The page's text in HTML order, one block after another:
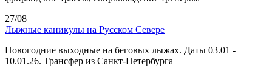
27/08
Лыжные каникулы на Русском Севере
Новогодние выходные на беговых лыжах. Даты 03.01 -
10.01.26. Трансфер из Санкт-Петербурга